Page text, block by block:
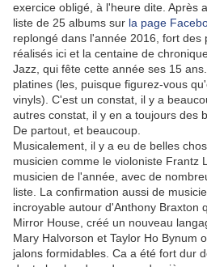
exercice obligé, à l'heure dite. Après
liste de 25 albums sur la page
replongé dans l'année 2016, fort des
réalisés ici et la centaine de
Jazz, qui fête cette année ses 15
platines (les, puisque figurez-vous
vinyls). C'est un constat, il y a
autres constat, il y en a toujours des
De partout, et beaucoup.
Musicalement, il y a eu de belles
musicien comme le violoniste Frantz
musicien de l'année, avec de
liste. La confirmation aussi de
incroyable autour d'Anthony Braxton
Mirror House, créé un nouveau
Mary Halvorson et Taylor Ho Bynum
jalons formidables. Ca a été fort dur